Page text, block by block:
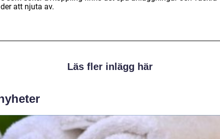
att njuta av.
Läs fler inlägg här